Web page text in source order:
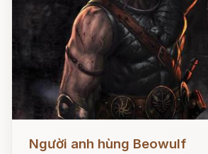
Người anh hùng Beowulf